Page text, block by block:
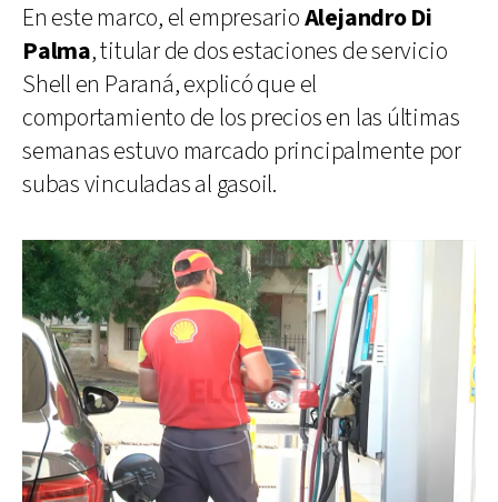
En este marco, el empresarioAlejandro Di
Palma, titular de dos estaciones de servicio
Shell en Paraná, explicó que el
comportamiento de los precios en las últimas
semanas estuvo marcado principalmente por
subas vinculadas al gasoil.